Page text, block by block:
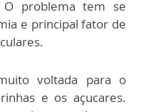
problema tem se
e principal fator de
voltada para o
e os açucares.